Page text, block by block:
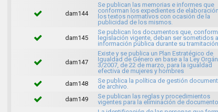
dam144
Se publican las memorias e informes que
conforman los expedientes de
los textos normativos con ocasión de la
publicidad de los mismos.
dam145
Se publican los documentos que,
legislación vigente, deban ser sometidos a
información pública durante su
dam147
Existe y se publica un Plan Estratégico de
Igualdad de Género en base a la Ley
3/2007, de 22 de marzo, para la igualdad
efectiva de mujeres y hombres
dam148
Se publica la política de gestión
de archivo.
dam149
Se publican las reglas y procedimientos
vigentes para la eliminación de